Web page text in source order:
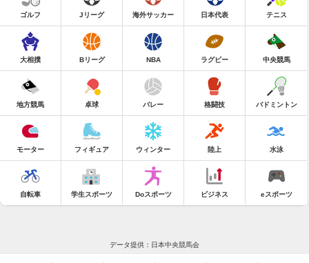
ゴルフ Jリーグ 海外サッカー 日本代表 テニス
大相撲 Bリーグ NBA ラグビー 中央競馬
地方競馬 卓球 バレー 格闘技 バドミントン
モーター フィギュア ウィンター 陸上 水泳
自転車 学生スポーツ Doスポーツ ビジネス eスポーツ
データ提供：日本中央競馬会